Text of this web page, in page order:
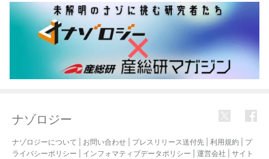
ナゾロジー
ナゾロジーについて お問い合わせ プレスリリース送付先 利用規約
プ
ライバシーポリシー
インフォマティブデータポリシー 運営会社 サイト